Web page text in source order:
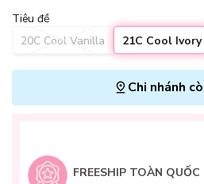
Tiêu đề
20C Cool Vanilla
21C Cool Ivory
Chi nhánh
FREESHIP TOÀN